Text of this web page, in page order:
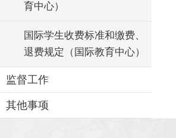
育中心）
国际学生收费标准和缴费、
退费规定（国际教育中心）
监督工作
其他事项